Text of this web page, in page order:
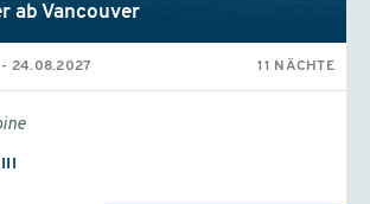
ab Vancouver
24.08.2027 11 NÄCHTE